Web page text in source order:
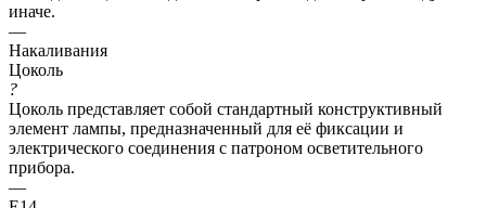
иначе.
—
Накаливания
Цоколь
?
Цоколь представляет собой стандартный конструктивный
элемент лампы, предназначенный для её фиксации и
электрического соединения с патроном осветительного
прибора.
—